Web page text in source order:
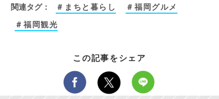
関連タグ： ＃まちと暮らし ＃福岡グルメ
＃福岡観光
この記事をシェア